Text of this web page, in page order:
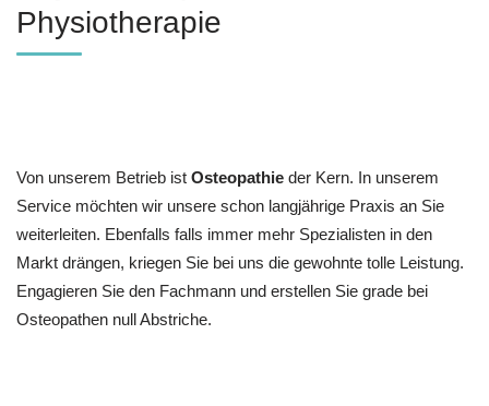
Physiotherapie
Von unserem Betrieb ist Osteopathie der Kern. In unserem
Service möchten wir unsere schon langjährige Praxis an Sie
weiterleiten. Ebenfalls falls immer mehr Spezialisten in den
Markt drängen, kriegen Sie bei uns die gewohnte tolle Leistung.
Engagieren Sie den Fachmann und erstellen Sie grade bei
Osteopathen null Abstriche.